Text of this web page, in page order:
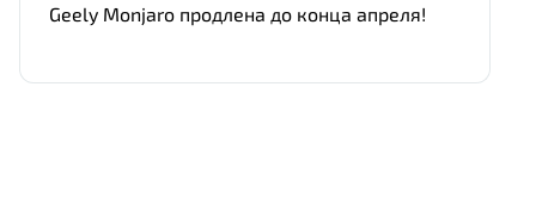
Geely Monjaro продлена до конца апреля!